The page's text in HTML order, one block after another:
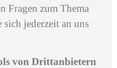
Fragen zum Thema
sich jederzeit an uns
von Drittanbietern